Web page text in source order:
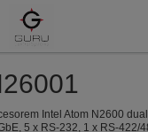
Intel Atom N2600
5 x RS-232, 1 x RS-422/